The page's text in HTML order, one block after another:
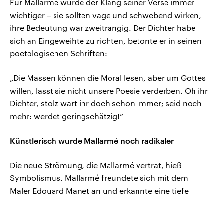
Für Mallarmé wurde der Klang seiner Verse immer
wichtiger – sie sollten vage und schwebend wirken,
ihre Bedeutung war zweitrangig. Der Dichter habe
sich an Eingeweihte zu richten, betonte er in seinen
poetologischen Schriften:
„Die Massen können die Moral lesen, aber um Gottes
willen, lasst sie nicht unsere Poesie verderben. Oh ihr
Dichter, stolz wart ihr doch schon immer; seid noch
mehr: werdet geringschätzig!“
Künstlerisch wurde Mallarmé noch radikaler
Die neue Strömung, die Mallarmé vertrat, hieß
Symbolismus. Mallarmé freundete sich mit dem
Maler Edouard Manet an und erkannte eine tiefe